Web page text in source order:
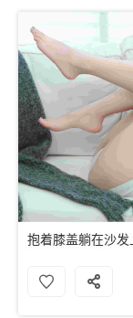
抱着膝盖躺在沙